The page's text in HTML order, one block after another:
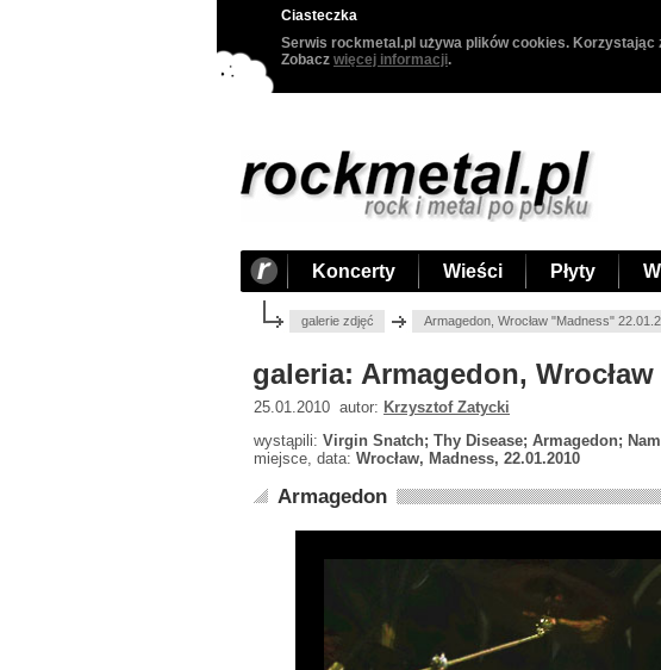
Ciasteczka
Serwis rockmetal.pl używa plików cookies.
Zobacz więcej informacji.
Koncerty Wieści Płyty
galerie zdjęć Armagedon, Wrocław "Madness"
galeria: Armagedon,
25.01.2010 autor: Krzysztof Zatycki
wystąpili: Virgin Snatch; Thy Disease; Armagedon;
miejsce, data: Wrocław, Madness, 22.01.2010
Armagedon